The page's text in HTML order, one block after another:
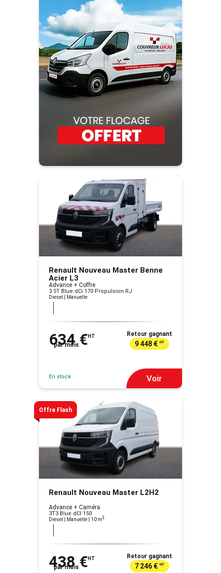
Renault Nouveau Master Benne
Acier L3
Advance + Coffre
3.5T Blue dCi 170 Propulsion RJ
Diesel | Manuelle
634 € HT
par mois
Retour gagnant
9 448 € HT
En stock Voir
Offre Flash
Renault Nouveau Master L2H2
Advance + Caméra
3T3 Blue dCI 150
Diesel | Manuelle | 10 m3
438 € HT
par mois
Retour gagnant
7 246 € HT